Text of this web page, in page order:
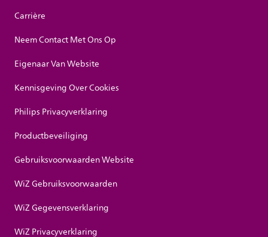
Carrière
Neem Contact Met Ons Op
Eigenaar Van Website
Kennisgeving Over Cookies
Philips Privacyverklaring
Productbeveiliging
Gebruiksvoorwaarden Website
WiZ Gebruiksvoorwaarden
WiZ Gegevensverklaring
WiZ Privacyverklaring